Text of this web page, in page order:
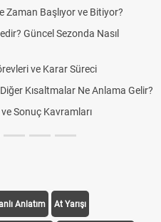
Zaman Başlıyor ve Bitiyor?
Güncel Sezonda Nasıl
ve Karar Süreci
Kısaltmalar Ne Anlama Gelir?
Sonuç Kavramları
Anlatım At Yarışı